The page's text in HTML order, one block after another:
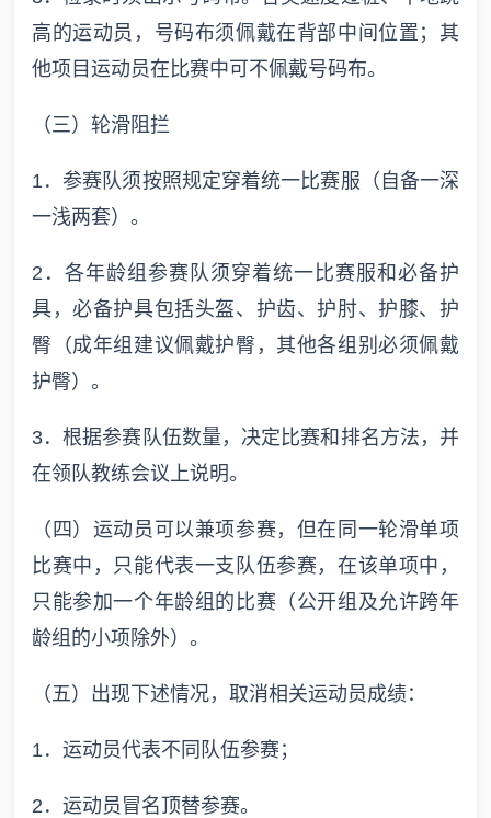
高的运动员，号码布须佩戴在背部中间位置；其
他项目运动员在比赛中可不佩戴号码布。
（三）轮滑阻拦
1．参赛队须按照规定穿着统一比赛服（自备一深
一浅两套）。
2．各年龄组参赛队须穿着统一比赛服和必备护
具，必备护具包括头盔、护齿、护肘、护膝、护
臀（成年组建议佩戴护臀，其他各组别必须佩戴
护臀）。
3．根据参赛队伍数量，决定比赛和排名方法，并
在领队教练会议上说明。
（四）运动员可以兼项参赛，但在同一轮滑单项
比赛中，只能代表一支队伍参赛，在该单项中，
只能参加一个年龄组的比赛（公开组及允许跨年
龄组的小项除外）。
（五）出现下述情况，取消相关运动员成绩：
1．运动员代表不同队伍参赛；
2．运动员冒名顶替参赛。